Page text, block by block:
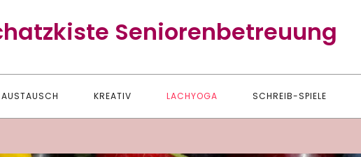
Seniorenbetreuung
AUSTAUSCH KREATIV LACHYOGA SCHREIB-SPIELE